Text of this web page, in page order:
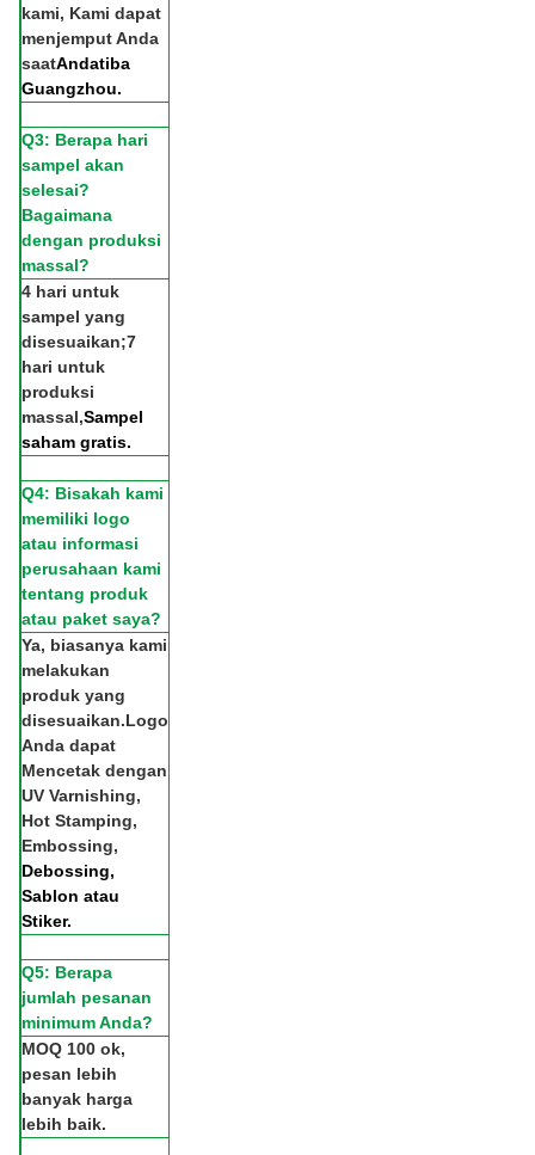
kami, Kami dapat
menjemput Anda
saatAndatiba
Guangzhou.
Q3: Berapa hari
sampel akan
selesai?
Bagaimana
dengan produksi
massal?
4 hari untuk
sampel yang
disesuaikan;7
hari untuk
produksi
massal,Sampel
saham gratis.
Q4: Bisakah kami
memiliki logo
atau informasi
perusahaan kami
tentang produk
atau paket saya?
Ya, biasanya kami
melakukan
produk yang
disesuaikan.Logo
Anda dapat
Mencetak dengan
UV Varnishing,
Hot Stamping,
Embossing,
Debossing,
Sablon atau
Stiker.
Q5: Berapa
jumlah pesanan
minimum Anda?
MOQ 100 ok,
pesan lebih
banyak harga
lebih baik.